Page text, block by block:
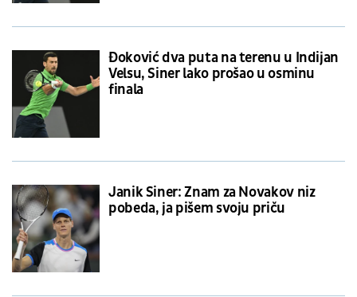
Đoković dva puta na terenu u Indijan
Velsu, Siner lako prošao u osminu
finala
Janik Siner: Znam za Novakov niz
pobeda, ja pišem svoju priču